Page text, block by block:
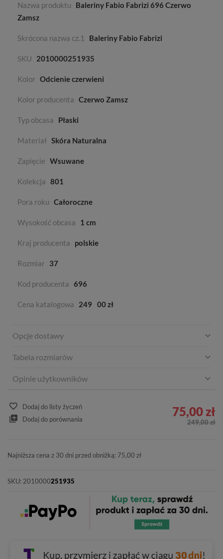
Nazwa produktu
Baleriny Fabio Fabrizi 696 Czerwo
Zamsz
Skrócona nazwa cz.1 Baleriny Fabio Fabrizi
SKU 2010000251935
Kolor Odcienie czerwieni
Kolor producenta Czerwo Zamsz
Typ obcasa Płaski
Materiał Skóra Naturalna
Zapięcie Wsuwane
Kolekcja 801
Pora roku Całoroczne
Wysokość obcasa 1 cm
Kraj producenta polskie
Rozmiar 37
Kod producenta 696
Cena katalogowa 249 00 zł
Opcje dostawy
Tabela rozmiarów
Opinie użytkowników
Dodaj do listy życzeń
Dodaj do porównania
75,00 zł
249,00 zł
Najniższa cena z 30 dni przed obniżką: 75,00 zł
SKU: 2010000251935